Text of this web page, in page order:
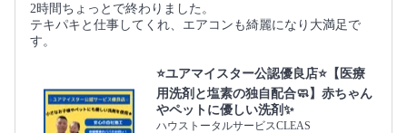
2時間ちょっとで終わりました。
テキパキと仕事してくれ、エアコンも綺麗になり大満足で
す。
⭐️ユアマイスター公認優良店⭐️【医療
用洗剤と塩素の独自配合🧼】赤ちゃん
やペットに優しい洗剤✨
ハウストータルサービスCLEAS